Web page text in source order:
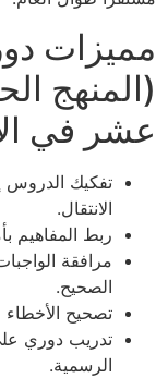
مميزات
(المنهج
عشر في
تفكيك
الانتقال.
ربط المفاهيم
مرافقة
الصحيح.
تصحيح الأخطاء
تدريب دوري
الرسمية.